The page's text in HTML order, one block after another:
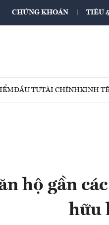
CHỨNG KHOÁN TIÊU
ĐẦU TƯTÀI CHÍNHKINH TẾ
hộ gần
hữu